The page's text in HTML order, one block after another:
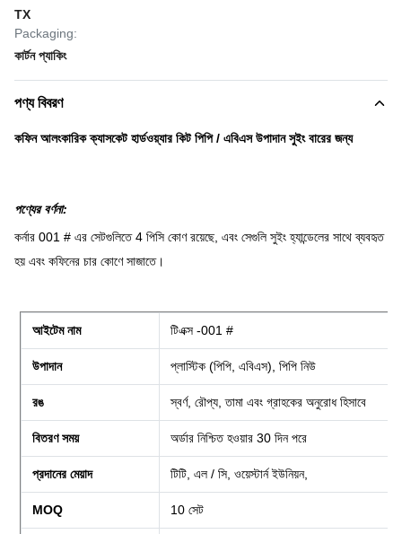
TX
Packaging:
কার্টন প্যাকিং
পণ্য বিবরণ
কফিন আলংকারিক ক্যাসকেট হার্ডওয়্যার কিট পিপি / এবিএস উপাদান সুইং বারের জন্য
পণ্যের বর্ণনা:
কর্নার 001 # এর সেটগুলিতে 4 পিসি কোণ রয়েছে, এবং সেগুলি সুইং হ্যান্ডেলের সাথে ব্যবহৃত
হয় এবং কফিনের চার কোণে সাজাতে।
আইটেম নাম টিএক্স -001 #
উপাদান প্লাস্টিক (পিপি, এবিএস), পিপি নিউ
রঙ স্বর্ণ, রৌপ্য, তামা এবং গ্রাহকের অনুরোধ হিসাবে
বিতরণ সময় অর্ডার নিশ্চিত হওয়ার 30 দিন পরে
প্রদানের মেয়াদ টিটি, এল / সি, ওয়েস্টার্ন ইউনিয়ন,
MOQ 10 সেট